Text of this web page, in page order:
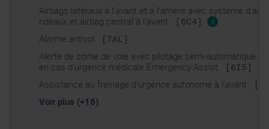
Airbags latéraux à l’avant et à l’arrière avec système
rideaux et airbag central à l’avant
[6C4] i
Alarme antivol [7AL]
Alerte de sortie de voie avec pilotage semi-automatique
en cas d’urgence médicale Emergency Assist
[6I5]
Assistance au freinage d’urgence autonome à l’avant
Voir plus (+16)